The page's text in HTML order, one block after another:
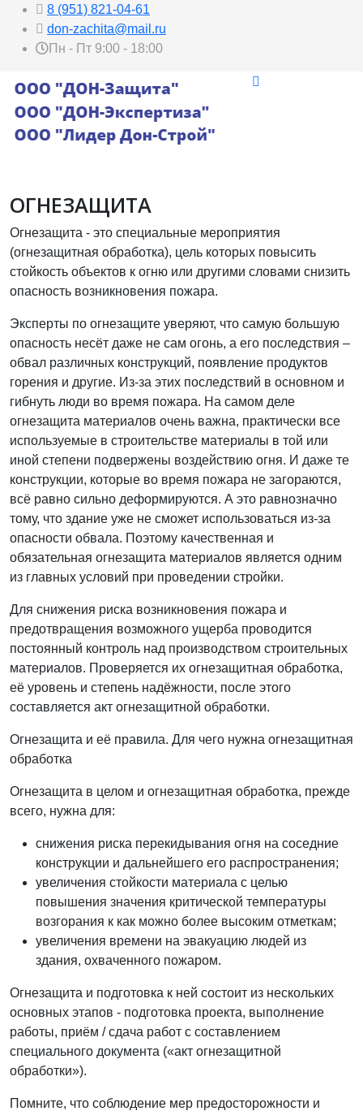
8 (951) 821-04-61
don-zachita@mail.ru
Пн - Пт 9:00 - 18:00
ОГНЕЗАЩИТА
Огнезащита - это специальные мероприятия
(огнезащитная обработка), цель которых повысить
стойкость объектов к огню или другими словами снизить
опасность возникновения пожара.
Эксперты по огнезащите уверяют, что самую большую
опасность несёт даже не сам огонь, а его последствия –
обвал различных конструкций, появление продуктов
горения и другие. Из-за этих последствий в основном и
гибнуть люди во время пожара. На самом деле
огнезащита материалов очень важна, практически все
используемые в строительстве материалы в той или
иной степени подвержены воздействию огня. И даже те
конструкции, которые во время пожара не загораются,
всё равно сильно деформируются. А это равнозначно
тому, что здание уже не сможет использоваться из-за
опасности обвала. Поэтому качественная и
обязательная огнезащита материалов является одним
из главных условий при проведении стройки.
Для снижения риска возникновения пожара и
предотвращения возможного ущерба проводится
постоянный контроль над производством строительных
материалов. Проверяется их огнезащитная обработка,
её уровень и степень надёжности, после этого
составляется акт огнезащитной обработки.
Огнезащита и её правила. Для чего нужна огнезащитная
обработка
Огнезащита в целом и огнезащитная обработка, прежде
всего, нужна для:
снижения риска перекидывания огня на соседние
конструкции и дальнейшего его распространения;
увеличения стойкости материала с целью
повышения значения критической температуры
возгорания к как можно более высоким отметкам;
увеличения времени на эвакуацию людей из
здания, охваченного пожаром.
Огнезащита и подготовка к ней состоит из нескольких
основных этапов - подготовка проекта, выполнение
работы, приём / сдача работ с составлением
специального документа («акт огнезащитной
обработки»).
Помните, что соблюдение мер предосторожности и